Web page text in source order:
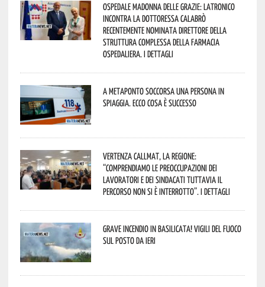
Ospedale Madonna delle Grazie: Latronico
incontra la dottoressa Calabrò
recentemente nominata Direttore della
Struttura Complessa della Farmacia
Ospedaliera. I dettagli
A Metaponto soccorsa una persona in
spiaggia. Ecco cosa è successo
Vertenza CallMat, la Regione:
“comprendiamo le preoccupazioni dei
lavoratori e dei sindacati tuttavia il
percorso non si è interrotto”. I dettagli
Grave incendio in Basilicata! Vigili del fuoco
sul posto da ieri